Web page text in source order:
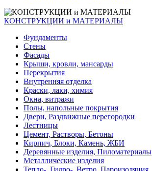
КОНСТРУКЦИИ и МАТЕРИАЛЫ
Фундаменты
Стены
Фасады
Крыши, кровли, мансарды
Перекрытия
Внутренняя отделка
Краски, лаки, химия
Окна, витражи
Полы, напольные покрытия
Двери, Раздвижные перегородки
Лестницы
Цемент, Растворы, Бетоны
Кирпич, Блоки, Камень, ЖБИ
Деревянные изделия, Пиломатериалы
Металлические изделия
Тепло-, Гидро-, Ветро, Пароизоляция